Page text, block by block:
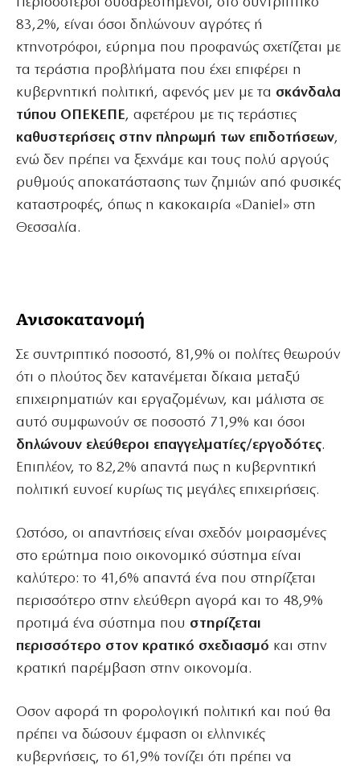
83,2%, είναι όσοι δηλώνουν αγρότες ή
κτηνοτρόφοι, εύρημα που προφανώς σχετίζεται με
τα τεράστια προβλήματα που έχει επιφέρει η
κυβερνητική πολιτική, αφενός μεν με τα σκάνδαλα
τύπου ΟΠΕΚΕΠΕ, αφετέρου με τις τεράστιες
καθυστερήσεις στην πληρωμή των επιδοτήσεων,
ενώ δεν πρέπει να ξεχνάμε και τους πολύ αργούς
ρυθμούς αποκατάστασης των ζημιών από φυσικές
καταστροφές, όπως η κακοκαιρία «Daniel» στη
Θεσσαλία.
Ανισοκατανομή
Σε συντριπτικό ποσοστό, 81,9% οι πολίτες θεωρούν
ότι ο πλούτος δεν κατανέμεται δίκαια μεταξύ
επιχειρηματιών και εργαζομένων, και μάλιστα σε
αυτό συμφωνούν σε ποσοστό 71,9% και όσοι
δηλώνουν ελεύθεροι επαγγελματίες/εργοδότες.
Επιπλέον, το 82,2% απαντά πως η κυβερνητική
πολιτική ευνοεί κυρίως τις μεγάλες επιχειρήσεις.
Ωστόσο, οι απαντήσεις είναι σχεδόν μοιρασμένες
στο ερώτημα ποιο οικονομικό σύστημα είναι
καλύτερο: το 41,6% απαντά ένα που στηρίζεται
περισσότερο στην ελεύθερη αγορά και το 48,9%
προτιμά ένα σύστημα που στηρίζεται
περισσότερο στον κρατικό σχεδιασμό και στην
κρατική παρέμβαση στην οικονομία.
Οσον αφορά τη φορολογική πολιτική και πού θα
πρέπει να δώσουν έμφαση οι ελληνικές
κυβερνήσεις, το 61,9% τονίζει ότι πρέπει να